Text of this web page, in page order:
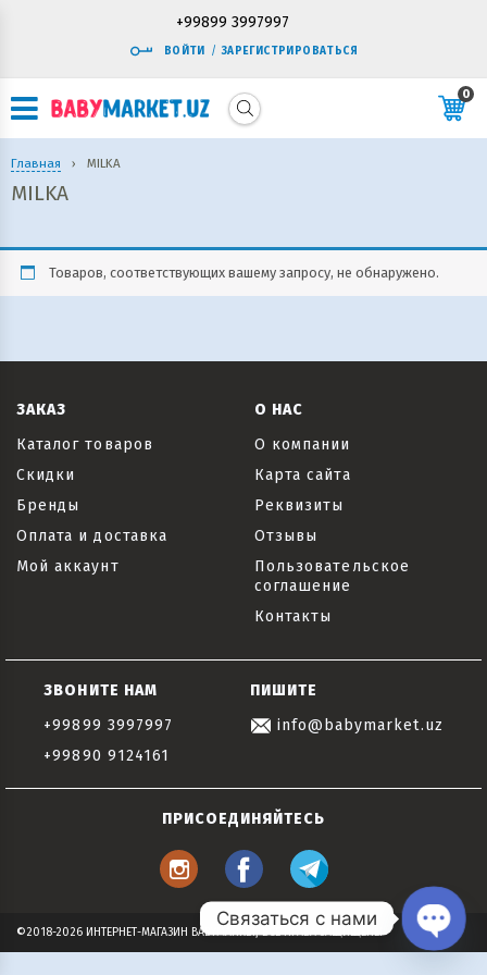
+99899 3997997
ВОЙТИ / ЗАРЕГИСТРИРОВАТЬСЯ
0
Главная › MILKA
MILKA
Товаров, соответствующих вашему запросу, не обнаружено.
ЗАКАЗ
Каталог товаров
Скидки
Бренды
Оплата и доставка
Мой аккаунт
О НАС
О компании
Карта сайта
Реквизиты
Отзывы
Пользовательское
соглашение
Контакты
ЗВОНИТЕ НАМ
+99899 3997997
+99890 9124161
ПИШИТЕ
info@babymarket.uz
ПРИСОЕДИНЯЙТЕСЬ
©2018-2026 ИНТЕРНЕТ-МАГАЗИН BABYMARKET, ВСЕ ПРАВА ЗАЩИЩЕНЫ
Связаться с нами
Open